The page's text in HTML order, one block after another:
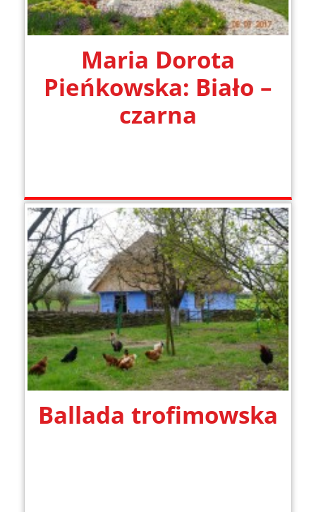
Maria Dorota
Pieńkowska: Biało –
czarna
Ballada trofimowska